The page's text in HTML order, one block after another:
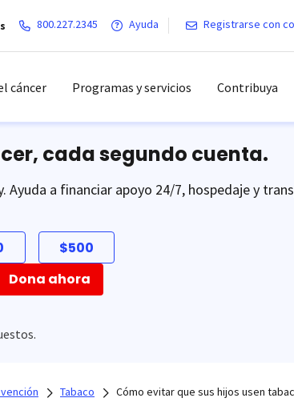
800.227.2345 Ayuda Registrarse con
cáncer Programas y servicios Contribuya
cada segundo cuenta.
Ayuda a financiar apoyo 24/7, hospedaje y
$500
Dona ahora
Tabaco Cómo evitar que sus hijos usen